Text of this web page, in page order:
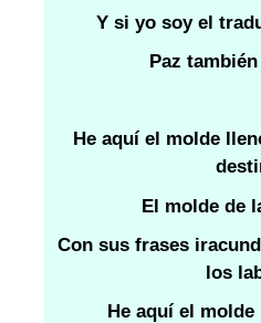
Y si yo soy el
Paz
He aquí el molde
El molde de
Con sus frases
los
He aquí el